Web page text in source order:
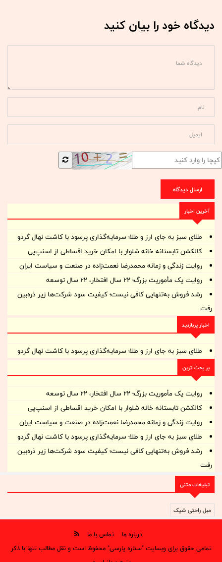
دیدگاه خود را بیان کنید
ارسال دیدگاه
آخرین اخبار
طلای سبز به جای ارز و طلا؛ سرمایه‌گذاری پرسود با کاشت نهال گردو
کالکشن تابستانه خانه شلوار با امکان خرید اقساطی از اسنپ‌پی
روایت زندگی و زمانه‌ محمدرضا نعمت‌زاده در صنعت و سیاست ایران
روایت یک مأموریت بزرگ؛ ۲۲ سال افتخار، ۲۲ سال توسعه
رشد فروش به‌تنهایی کافی نیست؛ کیفیت سود شرکت‌ها زیر ذره‌بین
رفت
اخبار پربازدید
طلای سبز به جای ارز و طلا؛ سرمایه‌گذاری پرسود با کاشت نهال گردو
پر بحث ترین
روایت یک مأموریت بزرگ؛ ۲۲ سال افتخار، ۲۲ سال توسعه
کالکشن تابستانه خانه شلوار با امکان خرید اقساطی از اسنپ‌پی
روایت زندگی و زمانه‌ محمدرضا نعمت‌زاده در صنعت و سیاست ایران
طلای سبز به جای ارز و طلا؛ سرمایه‌گذاری پرسود با کاشت نهال گردو
رشد فروش به‌تنهایی کافی نیست؛ کیفیت سود شرکت‌ها زیر ذره‌بین
رفت
تبلیغات متنی
مبل راحتی شیک
درباره ما
تماس با ما
تمامی حقوق برای وبسایت "ستاره پارسی" محفوظ است و نقل مطالب تنها با ذکر